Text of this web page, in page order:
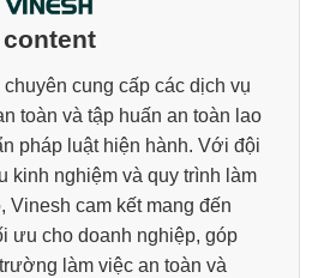
content
cung cấp các dịch vụ
toàn và tập huấn an toàn lao
pháp luật hiện hành. Với đội
kinh nghiệm và quy trình làm
Vinesh cam kết mang đến
ưu cho doanh nghiệp, góp
làm việc an toàn và